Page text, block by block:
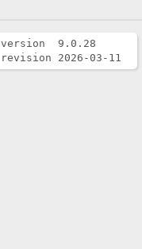
version 9.0.28
revision 2026-03-11